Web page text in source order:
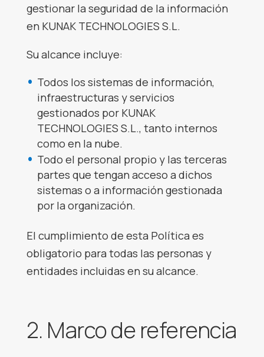
gestionar la seguridad de la información
en KUNAK TECHNOLOGIES S.L.
Su alcance incluye:
Todos los sistemas de información,
infraestructuras y servicios
gestionados por KUNAK
TECHNOLOGIES S.L., tanto internos
como en la nube.
Todo el personal propio y las terceras
partes que tengan acceso a dichos
sistemas o a información gestionada
por la organización.
El cumplimiento de esta Política es
obligatorio para todas las personas y
entidades incluidas en su alcance.
2. Marco de referencia